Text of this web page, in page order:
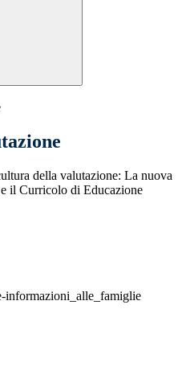
della valutazione: La nuova
il Curricolo di Educazione
informazioni_alle_famiglie